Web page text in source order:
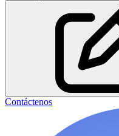
Contáctenos